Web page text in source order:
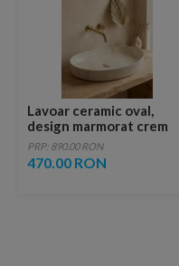
Lavoar ceramic oval,
design marmorat crem
lucios cu vene aurii,
ventil inclus
PRP: 890.00 RON
470.00 RON